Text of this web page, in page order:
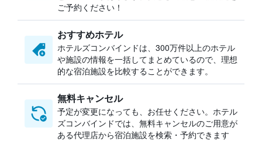
ご予約ください！
おすすめホテル
ホテルズコンバインドは、300万件以上のホテル
や施設の情報を一括してまとめているので、理想
的な宿泊施設を比較することができます。
無料キャンセル
予定が変更になっても、お任せください。ホテル
ズコンバインドでは、無料キャンセルのご用意が
ある代理店から宿泊施設を検索・予約できます